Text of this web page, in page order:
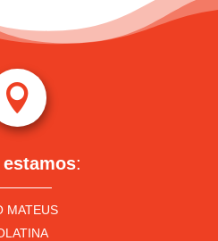

estamos:
MATEUS